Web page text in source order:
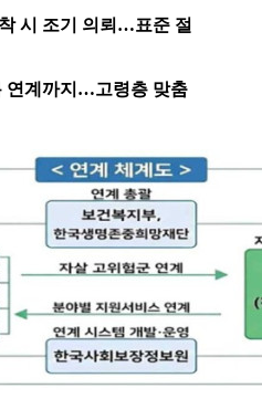
시 조기 의뢰…표준 절
연계까지…고령층 맞춤